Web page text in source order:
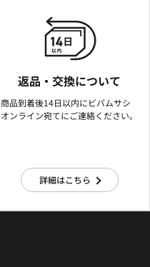
返品・交換について
商品到着後14日以内にビバムサシ
オンライン宛てにご連絡ください。
詳細はこちら